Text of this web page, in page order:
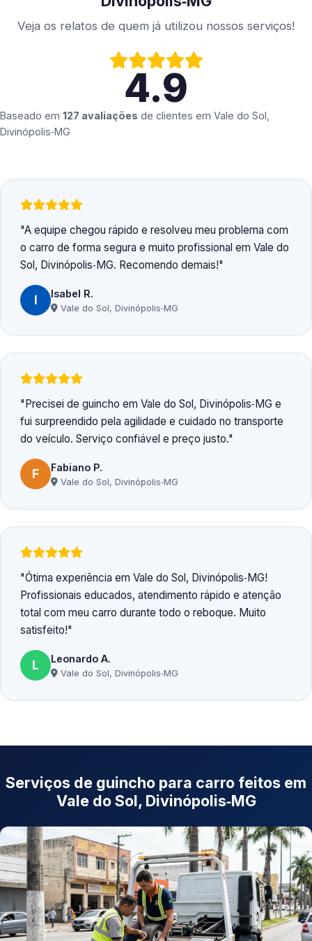
Veja os relatos de quem já utilizou nossos serviços!
4.9
Baseado em 127 avaliações de clientes em Vale do Sol,
Divinópolis‑MG
A equipe chegou rápido e resolveu meu problema com
o carro de forma segura e muito profissional em Vale do
Sol, Divinópolis‑MG. Recomendo demais!
I Isabel R.
Vale do Sol, Divinópolis‑MG
Precisei de guincho em Vale do Sol, Divinópolis‑MG e
fui surpreendido pela agilidade e cuidado no transporte
do veículo. Serviço confiável e preço justo.
F Fabiano P.
Vale do Sol, Divinópolis‑MG
Ótima experiência em Vale do Sol, Divinópolis‑MG!
Profissionais educados, atendimento rápido e atenção
total com meu carro durante todo o reboque. Muito
satisfeito!
L Leonardo A.
Vale do Sol, Divinópolis‑MG
Serviços de guincho para carro feitos em
Vale do Sol, Divinópolis‑MG